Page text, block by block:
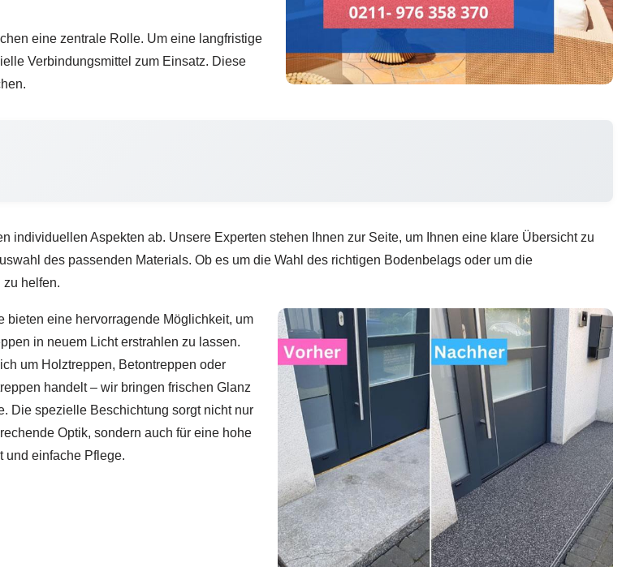
eine zentrale Rolle. Um eine langfristige
Verbindungsmittel zum Einsatz. Diese
individuellen Aspekten ab. Unsere Experten stehen Ihnen zur Seite, um Ihnen eine klare Übersicht zu
des passenden Materials. Ob es um die Wahl des richtigen Bodenbelags oder um die
zu helfen.
bieten eine hervorragende Möglichkeit, um
in neuem Licht erstrahlen zu lassen.
um Holztreppen, Betontreppen oder
handelt – wir bringen frischen Glanz
Die spezielle Beschichtung sorgt nicht nur
Optik, sondern auch für eine hohe
und einfache Pflege.